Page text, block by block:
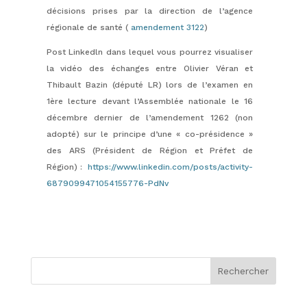
décisions prises par la direction de l’agence
régionale de santé ( amendement 3122)
Post Linkedln dans lequel vous pourrez visualiser
la vidéo des échanges entre Olivier Véran et
Thibault Bazin (député LR) lors de l’examen en
1ère lecture devant l’Assemblée nationale le 16
décembre dernier de l’amendement 1262 (non
adopté) sur le principe d’une « co-présidence »
des ARS (Président de Région et Préfet de
Région) :
https://www.linkedin.com/posts/activity-
6879099471054155776-PdNv